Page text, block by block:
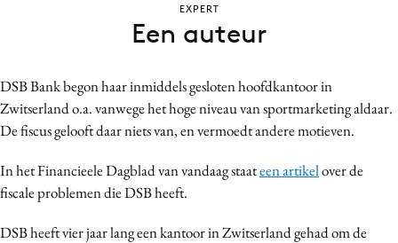
Contentmarketing
Craft
Data & Insights
Design
Digital transformation
DSB Bank begon haar inmiddels gesloten hoofdkantoor in
Zwitserland o.a. vanwege het hoge niveau van sportmarketing aldaar.
De fiscus gelooft daar niets van, en vermoedt andere motieven.
In het Financieele Dagblad van vandaag staateen artikelover de
fiscale problemen die DSB heeft.
DSB heeft vier jaar lang een kantoor in Zwitserland gehad om de
EXPERT
Een auteur